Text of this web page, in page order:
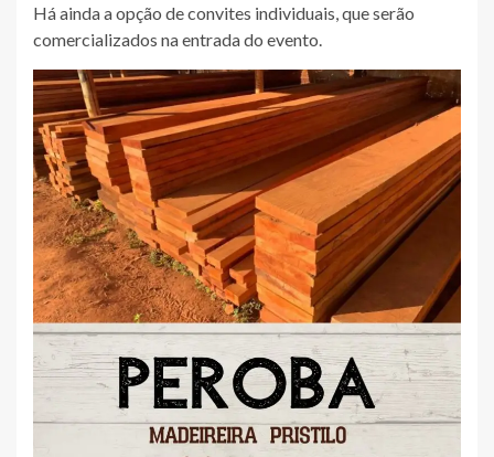
Há ainda a opção de convites individuais, que serão
comercializados na entrada do evento.